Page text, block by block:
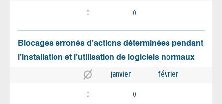
0 0
Blocages erronés d’actions déterminées pendant
l’installation et l’utilisation de logiciels normaux
janvier février
0 0